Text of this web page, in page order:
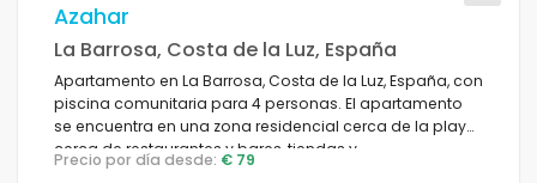
Azahar
La Barrosa, Costa de la Luz, España
Apartamento en La Barrosa, Costa de la Luz, España, con
piscina comunitaria para 4 personas. El apartamento
se encuentra en una zona residencial cerca de la playa,
cerca de restaurantes y bares, tiendas y
supermercados, y está a 100 m de la playa de La
Precio por día desde: € 79